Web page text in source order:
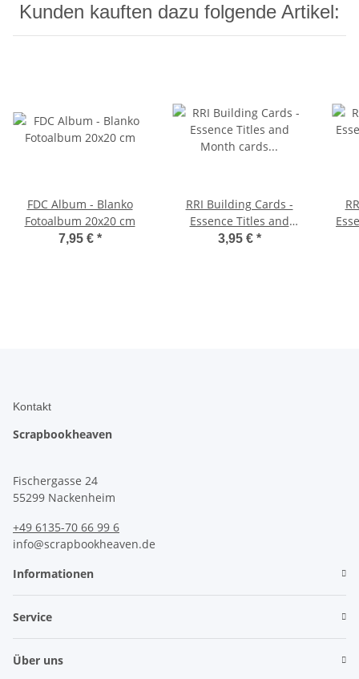
Kunden kauften dazu folgende Artikel:
FDC Album - Blanko
Fotoalbum 20x20 cm
7,95 € *
RRI Building Cards -
Essence Titles and
Month cards Empire
3,95 € *
Kontakt
Scrapbookheaven
Fischergasse 24
55299 Nackenheim
+49 6135-70 66 99 6
info@scrapbookheaven.de
Informationen
Service
Über uns